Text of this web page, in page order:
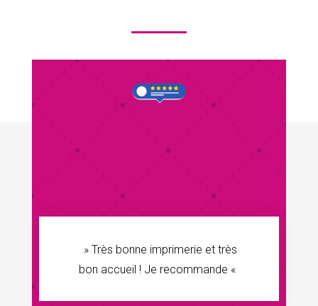
» Très bonne imprimerie et très
bon accueil ! Je recommande «